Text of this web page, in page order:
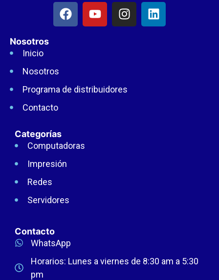
Nosotros
Inicio
Nosotros
Programa de distribuidores
Contacto
Categorías
Computadoras
Impresión
Redes
Servidores
Contacto
WhatsApp
Horarios: Lunes a viernes de 8:30 am a 5:30
pm